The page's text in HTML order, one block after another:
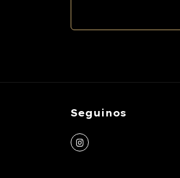
Seguinos